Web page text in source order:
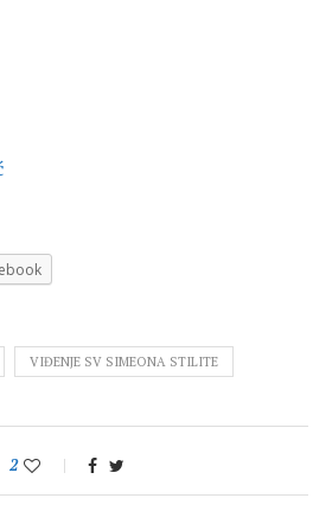
VIĐENJE SV SIMEONA STILITE
2